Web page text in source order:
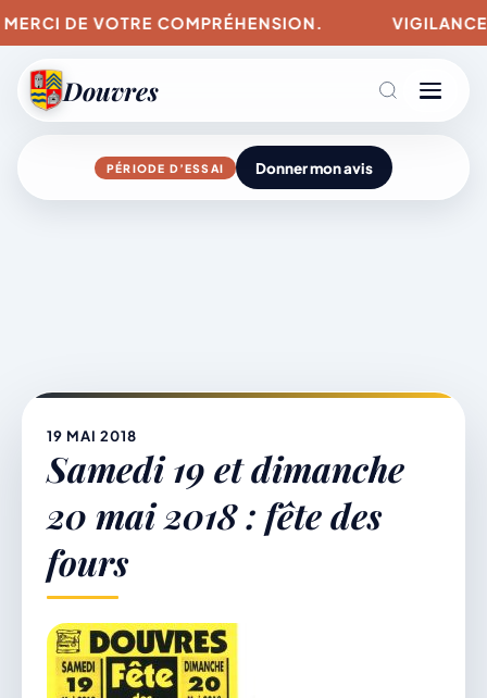
DE VOTRE COMPRÉHENSION.
Douvres
Agenda
Mairie & Vie municipale
Démarches & Vie pratique
Vie locale & Associations
PÉRIODE D’ESSAI Donner mon avis
19 MAI 2018
Samedi 19 et dimanche
20 mai 2018 : fête des
fours